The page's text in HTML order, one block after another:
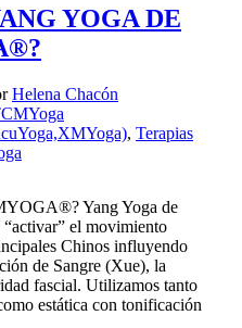
YOGA DE
Helena Chacón
, Terapias
Yang Yoga de
el movimiento
Chinos influyendo
de Sangre (Xue), la
fascial. Utilizamos tanto
estática con tonificación